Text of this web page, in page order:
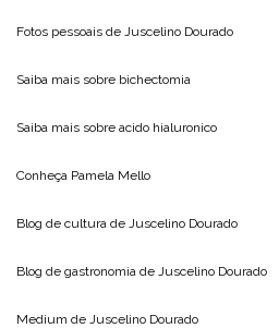
Fotos pessoais de Juscelino Dourado
Saiba mais sobre bichectomia
Saiba mais sobre acido hialuronico
Conheça Pamela Mello
Blog de cultura de Juscelino Dourado
Blog de gastronomia de Juscelino Dourado
Medium de Juscelino Dourado